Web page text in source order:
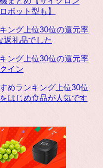
ボット型も】
ング上位30位の還元率
返礼品でした
ング上位30位の還元率
イン
めランキング上位30位
はじめ食品が人気です